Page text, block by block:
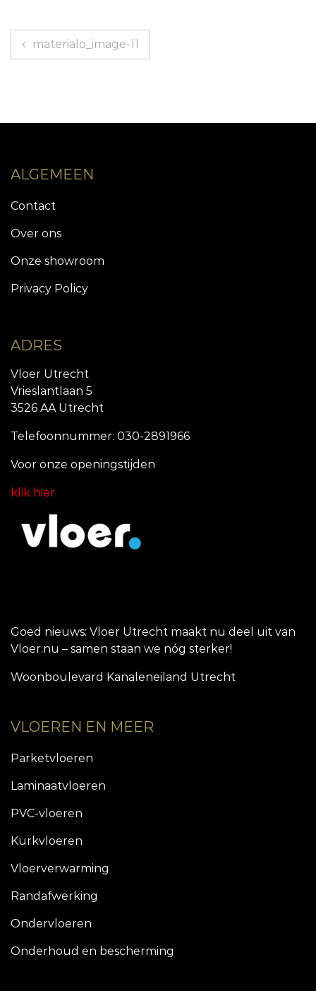
Bericht
navigatie
materialo_image-11
ALGEMEEN
Contact
Over ons
Onze showroom
Privacy Policy
ADRES
Vloer Utrecht
Vrieslantlaan 5
3526 AA Utrecht
Telefoonnummer: 030-2891966
Voor onze openingstijden
klik hier
Goed nieuws: Vloer Utrecht maakt nu deel uit van
Vloer.nu – samen staan we nóg sterker!
Woonboulevard Kanaleneiland Utrecht
VLOEREN EN MEER
Parketvloeren
Laminaatvloeren
PVC-vloeren
Kurkvloeren
Vloerverwarming
Randafwerking
Ondervloeren
Onderhoud en bescherming